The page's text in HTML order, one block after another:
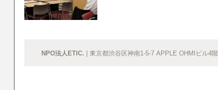
NPO法人ETIC. | 東京都渋谷区神南1-5-7 APPLE OHMIビル4階